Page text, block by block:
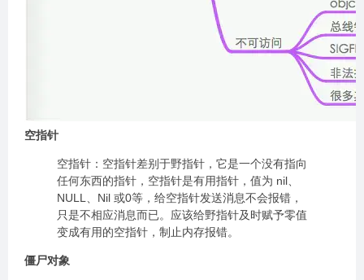
空指针
空指针：空指针差别于野指针，它是一个没有指向
任何东西的指针，空指针是有用指针，值为 nil、
NULL、Nil 或0等，给空指针发送消息不会报错，
只是不相应消息而已。应该给野指针及时赋予零值
变成有用的空指针，制止内存报错。
僵尸对象